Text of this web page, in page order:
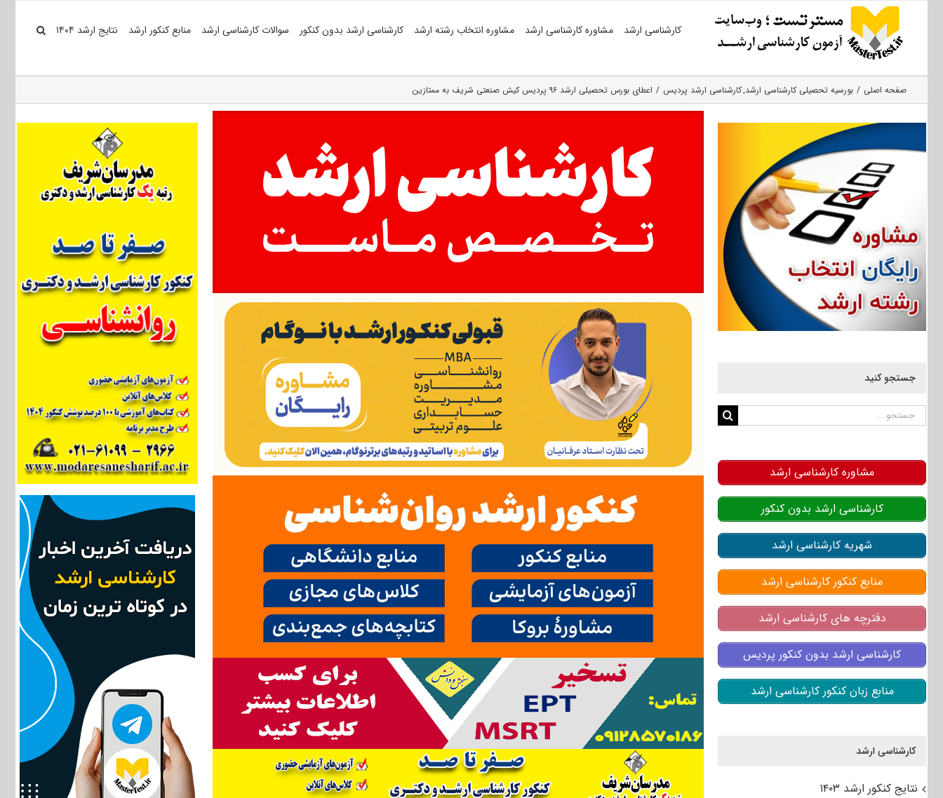
کارشناسی ارشد مشاوره کارشناسی ارشد مشاوره انتخاب رشته ارشد کارشناسی ارشد بدون کنکور سوالات کارشناسی ارشد منابع کنکور ارشد نتایج ارشد ۱۴۰۴
صفحه اصلی بورسیه تحصیلی کارشناسی ارشد کارشناسی ارشد پردیس اعطای بورس تحصیلی ارشد ۹۶ پردیس کیش صنعتی شریف به ممتازین
جستجو کنید
جستجو
مشاوره کارشناسی ارشد
کارشناسی ارشد بدون کنکور
شهریه کارشناسی ارشد
منابع کنکور کارشناسی ارشد
دفترچه های کارشناسی ارشد
کارشناسی ارشد بدون کنکور پردیس
منابع زبان کنکور کارشناسی ارشد
کارشناسی ارشد
نتایج کنکور ارشد ۱۴۰۳